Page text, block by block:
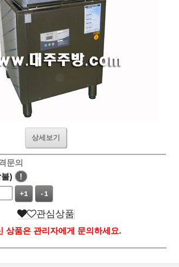
상세보기
문의
)
!
+1 -1
관심상품
상품은 관리자에게 문의하세요.